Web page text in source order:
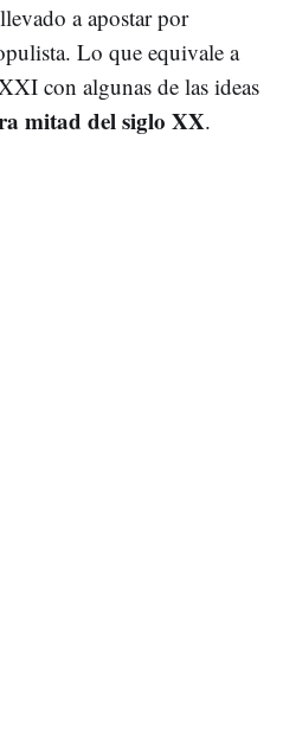
a apostar por
Lo que equivale a
con algunas de las ideas
mitad del siglo XX.